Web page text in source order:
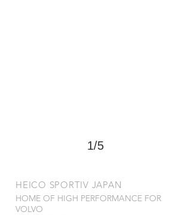
1/5
​HEICO SPORTIV JAPAN
HOME OF HIGH PERFORMANCE FOR
VOLVO